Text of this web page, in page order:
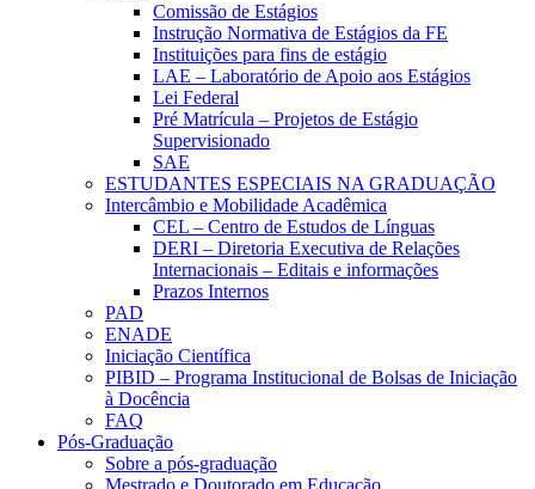
Comissão de Estágios
Instrução Normativa de Estágios da FE
Instituições para fins de estágio
LAE – Laboratório de Apoio aos Estágios
Lei Federal
Pré Matrícula – Projetos de Estágio
Supervisionado
SAE
ESTUDANTES ESPECIAIS NA GRADUAÇÃO
Intercâmbio e Mobilidade Acadêmica
CEL – Centro de Estudos de Línguas
DERI – Diretoria Executiva de Relações
Internacionais – Editais e informações
Prazos Internos
PAD
ENADE
Iniciação Científica
PIBID – Programa Institucional de Bolsas de Iniciação
à Docência
FAQ
Pós-Graduação
Sobre a pós-graduação
Mestrado e Doutorado em Educação